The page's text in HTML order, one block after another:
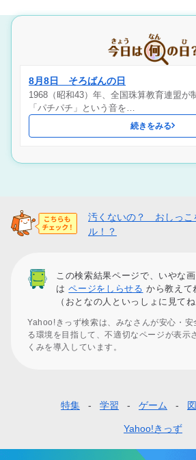
8月8日 そろばんの日
1968（昭和43）年、全国珠算教育連盟が
「パチパチ」という音を…
続きをみる
汚くないの？ おしっこ
ル！？
この検索結果ページで、いやな
はページをしらせる から教えて
（おとなの人といっしょに見てね
Yahoo!きっず検索は、みなさんが安心・安
る環境を目指して、不適切なページが表示
くみを導入しています。
タ
特集 学習 ゲーム
Yahoo!きっず